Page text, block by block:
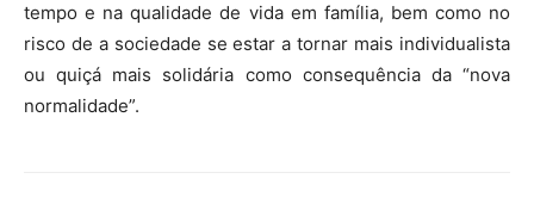
tempo e na qualidade de vida em família, bem como no
risco de a sociedade se estar a tornar mais individualista
ou quiçá mais solidária como consequência da “nova
normalidade”.